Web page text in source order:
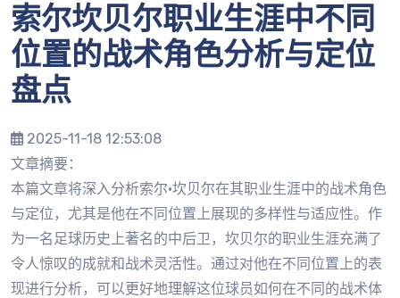
索尔坎贝尔职业生涯中不同
位置的战术角色分析与定位
盘点
2025-11-18 12:53:08
文章摘要：
本篇文章将深入分析索尔·坎贝尔在其职业生涯中的战术角色
与定位，尤其是他在不同位置上展现的多样性与适应性。作
为一名足球历史上著名的中后卫，坎贝尔的职业生涯充满了
令人惊叹的成就和战术灵活性。通过对他在不同位置上的表
现进行分析，可以更好地理解这位球员如何在不同的战术体